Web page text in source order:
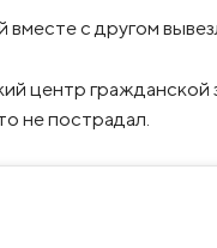
с другом
центр
не пострадал.